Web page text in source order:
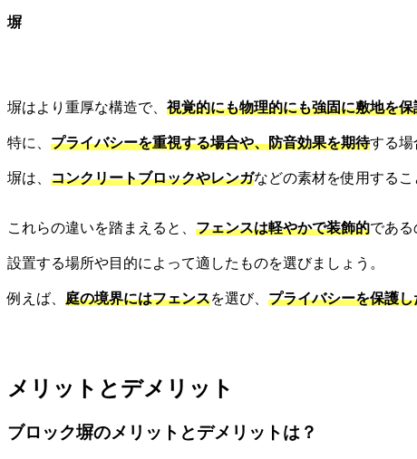
塀
塀はより重厚な構造で、 視覚的にも物理的にも強固に敷地を保
特に、 プライバシーを重視する場合や、防音効果を期待する場
塀は、 コンクリートブロックやレンガなどの素材を使用するこ
これらの違いを踏まえると、 フェンスは軽やかで装飾的である
設置する場所や目的によって適したものを選びましょう。
例えば、 庭の境界にはフェンスを選び、 プライバシーを保護
メリットとデメリット
ブロック塀のメリットとデメリットは？